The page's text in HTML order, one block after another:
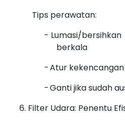
Tips perawatan:
- Lumasi/
berkala
-Atur
-Ganti jika sudah
Filter Udara: Penentu